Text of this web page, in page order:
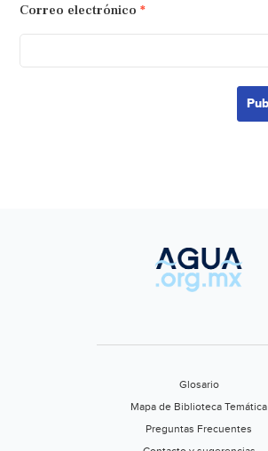
Correo electrónico *
Glosario
Mapa de Biblioteca Temática
Preguntas Frecuentes